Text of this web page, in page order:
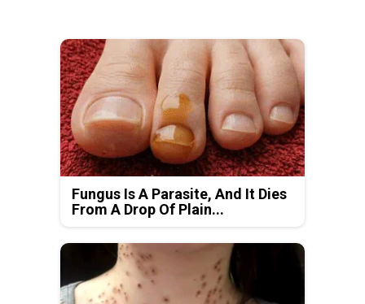
Fungus Is A Parasite, And It Dies
From A Drop Of Plain...